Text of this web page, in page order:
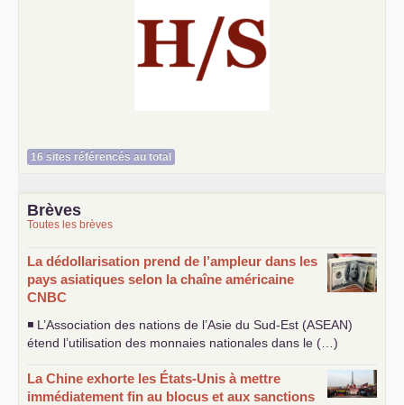
16 sites référencés au total
Brèves
Toutes les brèves
La dédollarisation prend de l’ampleur dans les
pays asiatiques selon la chaîne américaine
CNBC
◾ L’Association des nations de l’Asie du Sud-Est (ASEAN)
étend l’utilisation des monnaies nationales dans le (…)
La Chine exhorte les États-Unis à mettre
immédiatement fin au blocus et aux sanctions